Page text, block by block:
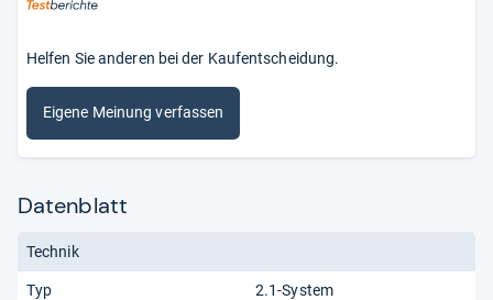
Helfen Sie anderen bei der Kaufentscheidung.
Eigene Meinung verfassen
Datenblatt
Technik
Typ 2.1-System